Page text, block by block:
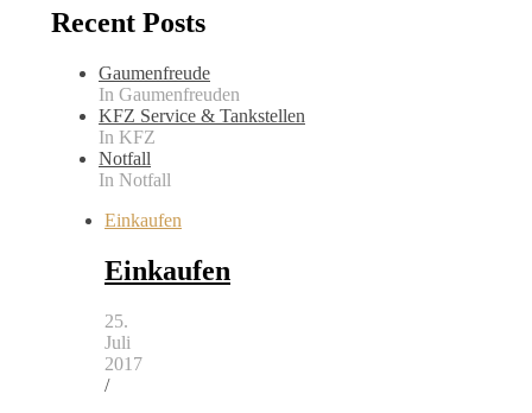
Recent Posts
Gaumenfreude
In Gaumenfreuden
KFZ Service & Tankstellen
In KFZ
Notfall
In Notfall
Einkaufen
Einkaufen
25.
Juli
2017
/